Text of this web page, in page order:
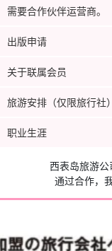
需要合作伙伴运营商。
出版申请
关于联属会员
旅游安排（仅限旅行社）
职业生涯
西表岛旅游公
通过合作，